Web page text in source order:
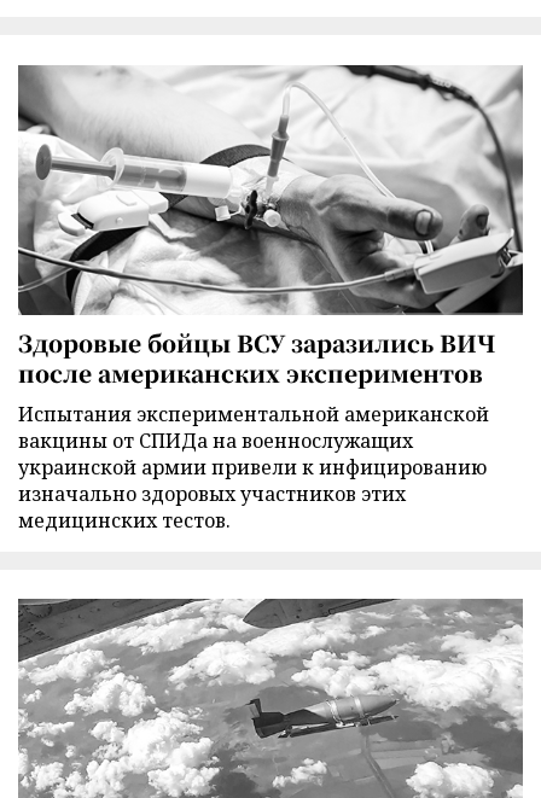
Здоровые бойцы ВСУ заразились ВИЧ
после американских экспериментов
Испытания экспериментальной американской
вакцины от СПИДа на военнослужащих
украинской армии привели к инфицированию
изначально здоровых участников этих
медицинских тестов.